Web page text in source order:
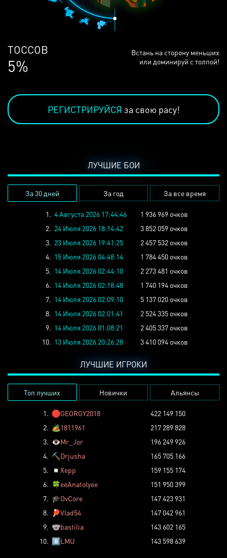
ЛЮДЕЙ
68%
Встань на сторону меньших
или доминируй с толпой!
РЕГИСТРИРУЙСЯ за свою расу!
ЛУЧШИЕ БОИ
За 30 дней За год За все время
1. 4 Августа 2026 17:44:46
1 936 969 очков
2. 24 Июля 2026 18:14:42
3 852 059 очков
3. 23 Июля 2026 19:41:25
2 457 532 очков
4. 15 Июля 2026 04:48:14
1 784 450 очков
5. 14 Июля 2026 02:44:10
2 273 481 очков
6. 14 Июля 2026 02:18:48
1 740 194 очков
7. 14 Июля 2026 02:09:10
5 137 020 очков
8. 14 Июля 2026 02:01:41
2 524 335 очков
9. 14 Июля 2026 01:08:21
2 405 337 очков
10. 13 Июля 2026 20:26:28 3 410 094 очков
ЛУЧШИЕ ИГРОКИ
Топ лучших Новички Альянсы
1. 🛑GEORGY2018
422 149 150
2. 🏕️1811961
217 289 828
3. 👁️Mr_Jor
196 249 926
4. ⛏️ Drjusha
165 705 166
5.
◽ Xepp
159 155 174
6. 🍀eeAnatolyee
151 950 399
7. 🎓OvCore
147 423 931
8.
🏓Vlad54
147 042 961
9. 🐨bastilia
143 602 165
10. 8️⃣LMU 143 598 639